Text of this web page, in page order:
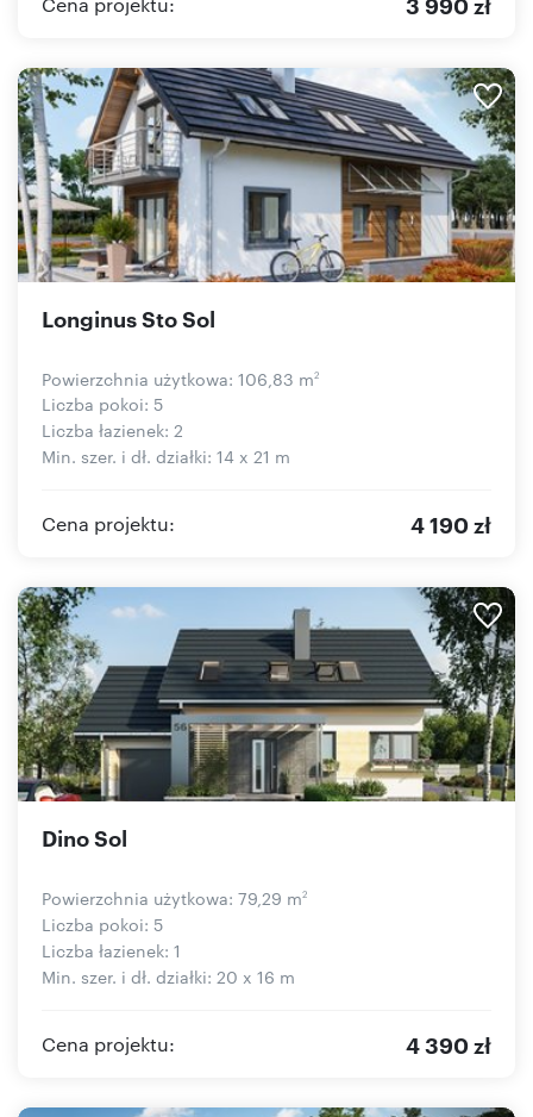
Longinus Sto Sol
Powierzchnia użytkowa: 106,83 m2
Liczba pokoi: 5
Liczba łazienek: 2
Min. szer. i dł. działki: 14 x 21 m
Cena projektu: 4 190 zł
Dino Sol
Powierzchnia użytkowa: 79,29 m2
Liczba pokoi: 5
Liczba łazienek: 1
Min. szer. i dł. działki: 20 x 16 m
Cena projektu: 4 390 zł